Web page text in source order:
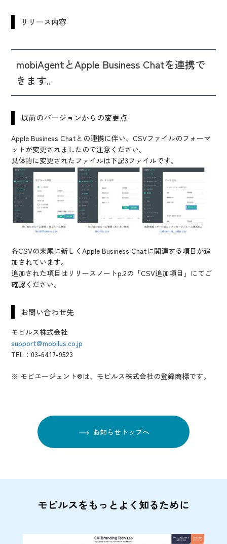
リリース内容
mobiAgentとApple Business Chatを連携で
きます。
以前のバージョンからの変更点
Apple Business Chatとの連携に伴い、CSVファイルのフォーマ
ットが変更されましたので注意ください。
具体的に変更されたファイルは下記3ファイルです。
各CSVの末尾に新しくApple Business Chatに関連する項目が追
加されています。
追加された項目はリリースノートp.2の「CSV追加項目」にてご
確認ください。
お問い合わせ先
モビルス株式会社
support@mobilus.co.jp
TEL：03-6417-9523
※ モビエージェント®は、モビルス株式会社の登録商標です。
お知らせトップへ
モビルスをもっとよく知るために